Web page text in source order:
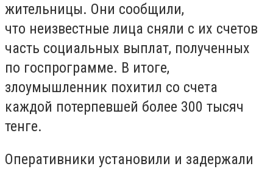
жительницы. Они сообщили,
что неизвестные лица сняли с их счетов
часть социальных выплат, полученных
по госпрограмме. В итоге,
злоумышленник похитил со счета
каждой потерпевшей более 300 тысяч
тенге.
Оперативники установили и задержали